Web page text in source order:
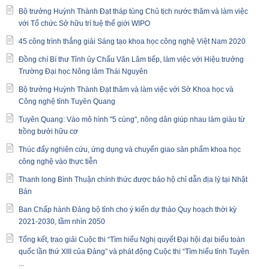
Bộ trưởng Huỳnh Thành Đạt tháp tùng Chủ tịch nước thăm và làm việc
với Tổ chức Sở hữu trí tuệ thế giới WIPO
45 công trình thắng giải Sáng tạo khoa học công nghệ Việt Nam 2020
Đồng chí Bí thư Tỉnh ủy Chẩu Văn Lâm tiếp, làm việc với Hiệu trưởng
Trường Đại học Nông lâm Thái Nguyên
Bộ trưởng Huỳnh Thành Đạt thăm và làm việc với Sở Khoa học và
Công nghệ tỉnh Tuyên Quang
Tuyên Quang: Vào mô hình "5 cùng", nông dân giúp nhau làm giàu từ
trồng bưởi hữu cơ
Thúc đẩy nghiên cứu, ứng dụng và chuyển giao sản phẩm khoa học
công nghệ vào thực tiễn
Thanh long Bình Thuận chính thức được bảo hộ chỉ dẫn địa lý tại Nhật
Bản
Ban Chấp hành Đảng bộ tỉnh cho ý kiến dự thảo Quy hoạch thời kỳ
2021-2030, tầm nhìn 2050
Tổng kết, trao giải Cuộc thi “Tìm hiểu Nghị quyết Đại hội đại biểu toàn
quốc lần thứ XIII của Đảng” và phát động Cuộc thi “Tìm hiểu tỉnh Tuyên
...